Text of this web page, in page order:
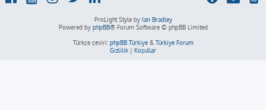
ProLight Style by Ian Bradley
Powered by phpBB® Forum Software © phpBB Limited
Türkçe çeviri: phpBB Türkiye& Türkiye Forum
Gizlilik | Koşullar